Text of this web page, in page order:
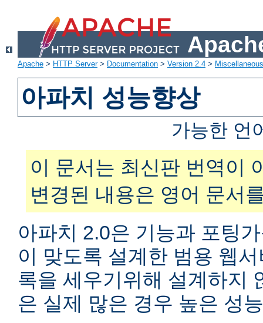
Apache > HTTP Server> Documentation > Version 2.4 >
아파치 성능향상
가능한 언
이 문서는 최신판 번역이
변경된 내용은 영어 문서
아파치 2.0은 기능과 포팅
이 맞도록 설계한 범용 웹
록을 세우기위해 설계하지
은 실제 많은 경우 높은 성